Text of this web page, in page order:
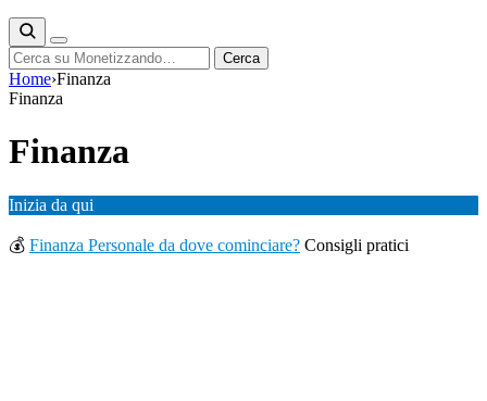
Cerca Cerca
Home›Finanza
Finanza
Finanza
Inizia da qui
💰 Finanza Personale da dove cominciare? Consigli pratici